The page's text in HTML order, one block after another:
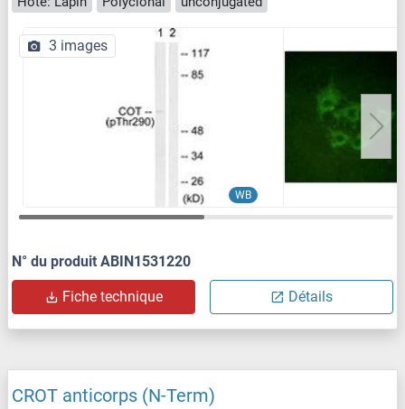
WB
3 images
N° du produit ABIN1531220
Fiche technique Détails
CROT anticorps (N-Term)